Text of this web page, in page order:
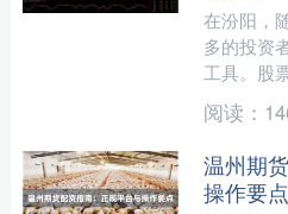
在汾阳，
多的投资
工具。股
资者放大
益。然而
阅读：
温州期
操作要点